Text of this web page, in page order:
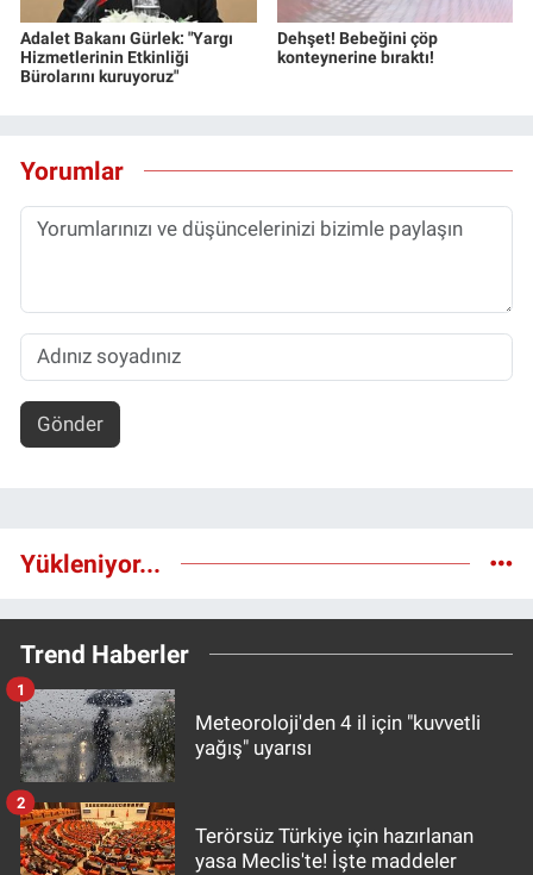
Adalet Bakanı Gürlek: "Yargı
Hizmetlerinin Etkinliği
Bürolarını kuruyoruz"
Dehşet! Bebeğini çöp
konteynerine bıraktı!
Yorumlar
Gönder
Yükleniyor...
Trend Haberler
Meteoroloji'den 4 il için "kuvvetli
yağış" uyarısı
1
Terörsüz Türkiye için hazırlanan
yasa Meclis'te! İşte maddeler
2